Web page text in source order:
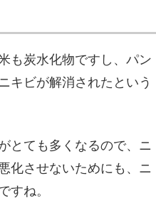
も炭水化物ですし、パン
キビが解消されたという
とても多くなるので、ニ
化させないためにも、ニ
すね。